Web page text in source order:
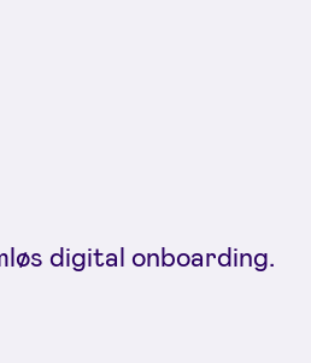
digital onboarding.